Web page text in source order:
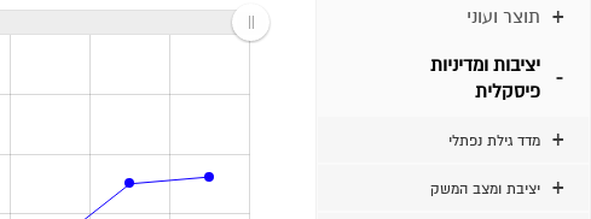
תוצר ועוני
יציבות ומדיניות
פיסקלית
מדד גילת נפתלי
יציבת ומצב המשק